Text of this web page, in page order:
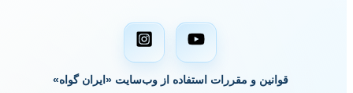
قوانین و مقررات استفاده از وب‌سایت «ایران گواه»